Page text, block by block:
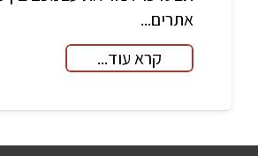
אתרים...
קרא עוד...